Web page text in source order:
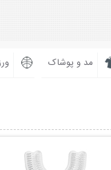
مد و پوشاک